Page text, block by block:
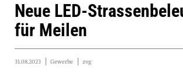
Neue LED-
für Meilen
31.08.2023 Gewerbe zvg